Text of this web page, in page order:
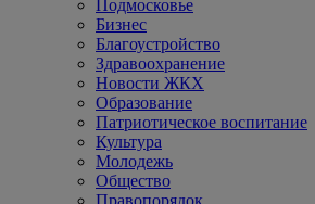
Подмосковье
Бизнес
Благоустройство
Здравоохранение
Новости ЖКХ
Образование
Патриотическое воспитание
Культура
Молодежь
Общество
Правопорядок